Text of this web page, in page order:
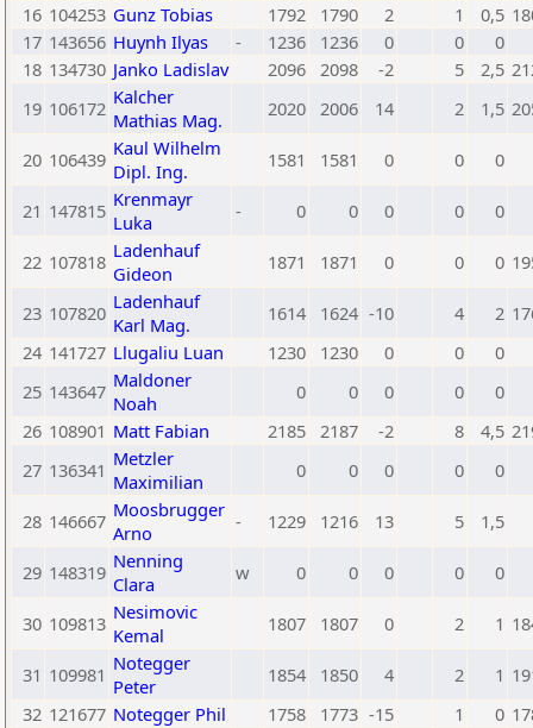
16 104253 Gunz Tobias 1792 1790 2 1 0,5
17 143656 Huynh Ilyas - 1236 1236 0 0
0
18 134730 Janko Ladislav 2096 2098 -2 5 2,5
19 106172 Kalcher
Mathias Mag.
2020 2006 14 2 1,5
20 106439 Kaul Wilhelm
Dipl. Ing.
1581 1581 0 0 0
21 147815 Krenmayr
Luka
- 0 0 0 0 0
22 107818 Ladenhauf
Gideon
1871 1871 0 0 0
23 107820 Ladenhauf
Karl Mag.
1614 1624 -10 4 2
24 141727 Llugaliu Luan 1230 1230 0 0
0
25 143647 Maldoner
Noah
0 0 0 0
0
26 108901 Matt Fabian 2185 2187 -2 8 4,5
27 136341 Metzler
Maximilian
0 0 0 0 0
28 146667 Moosbrugger
Arno
- 1229 1216 13 5 1,5
29 148319 Nenning
Clara
w 0 0 0 0 0
30 109813 Nesimovic
Kemal
1807 1807 0 2 1
31 109981 Notegger
Peter
1854 1850 4 2 1
32 121677 Notegger Phil 1758 1773 -15 1 0